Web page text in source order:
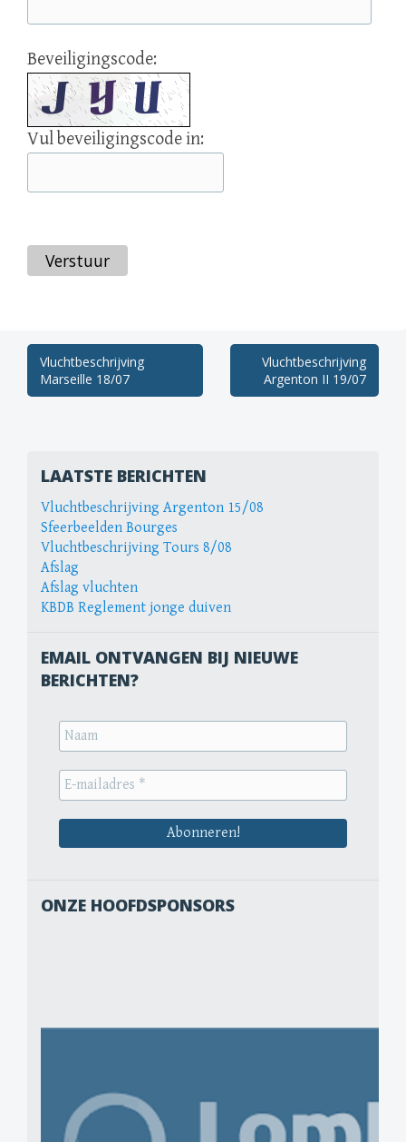
Beveiligingscode:
Vul beveiligingscode in:
Verstuur
Berichtnavigatie
Vluchtbeschrijving
Marseille 18/07
Vluchtbeschrijving
Argenton II 19/07
LAATSTE BERICHTEN
Vluchtbeschrijving Argenton 15/08
Sfeerbeelden Bourges
Vluchtbeschrijving Tours 8/08
Afslag
Afslag vluchten
KBDB Reglement jonge duiven
EMAIL ONTVANGEN BIJ NIEUWE
BERICHTEN?
ONZE HOOFDSPONSORS